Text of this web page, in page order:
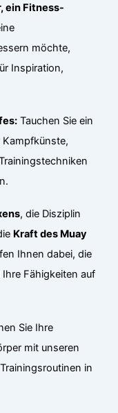
ein Fitness-
möchte,
Inspiration,
Tauchen Sie ein
, die Disziplin
Kraft des Muay
Ihnen dabei, die
Fähigkeiten auf
Sie Ihre
mit unseren
in